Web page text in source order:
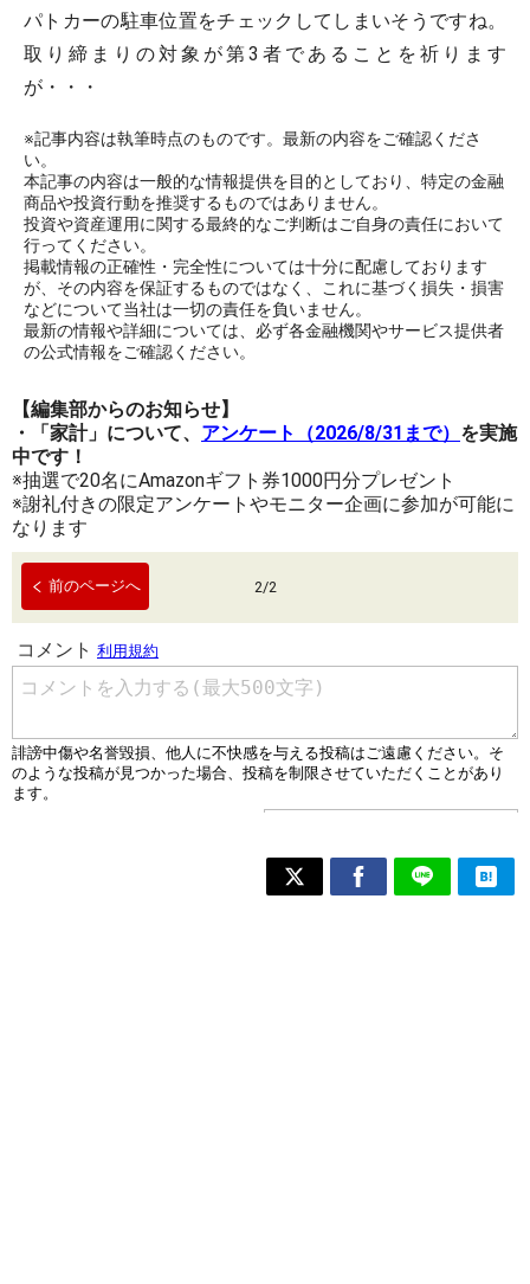
パトカーの駐車位置をチェックしてしまいそうですね。
取り締まりの対象が第3者であることを祈ります
が・・・
※記事内容は執筆時点のものです。最新の内容をご確認くださ
い。
本記事の内容は一般的な情報提供を目的としており、特定の金融
商品や投資行動を推奨するものではありません。
投資や資産運用に関する最終的なご判断はご自身の責任において
行ってください。
掲載情報の正確性・完全性については十分に配慮しております
が、その内容を保証するものではなく、これに基づく損失・損害
などについて当社は一切の責任を負いません。
最新の情報や詳細については、必ず各金融機関やサービス提供者
の公式情報をご確認ください。
【編集部からのお知らせ】
・「家計」について、 アンケート（2026/8/31まで） を実施
中です！
※抽選で20名にAmazonギフト券1000円分プレゼント
※謝礼付きの限定アンケートやモニター企画に参加が可能に
なります
前のページへ 2/2